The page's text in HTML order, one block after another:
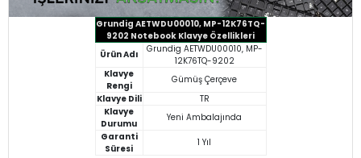
Grundig AETWDU00010, MP-12K76TQ-
9202 Notebook Klavye Özellikleri
Ürün Adı
Grundig AETWDU00010, MP-
12K76TQ-9202
Klavye
Rengi
Gümüş Çerçeve
Klavye Dili
TR
Klavye
Durumu
Yeni Ambalajında
Garanti
Süresi
1 Yıl